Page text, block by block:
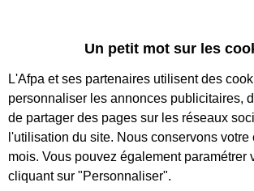
Fil info
5 conseils
réussir
Tu as trouvé ton
t’apprêtes à intégrer
Un petit mot sur les
L'Afpa et ses partenaires utilisent des
personnaliser les annonces publicitaires,
de partager des pages sur les réseaux
l'utilisation du site. Nous conservons
mois. Vous pouvez également paramétrer
cliquant sur "Personnaliser".